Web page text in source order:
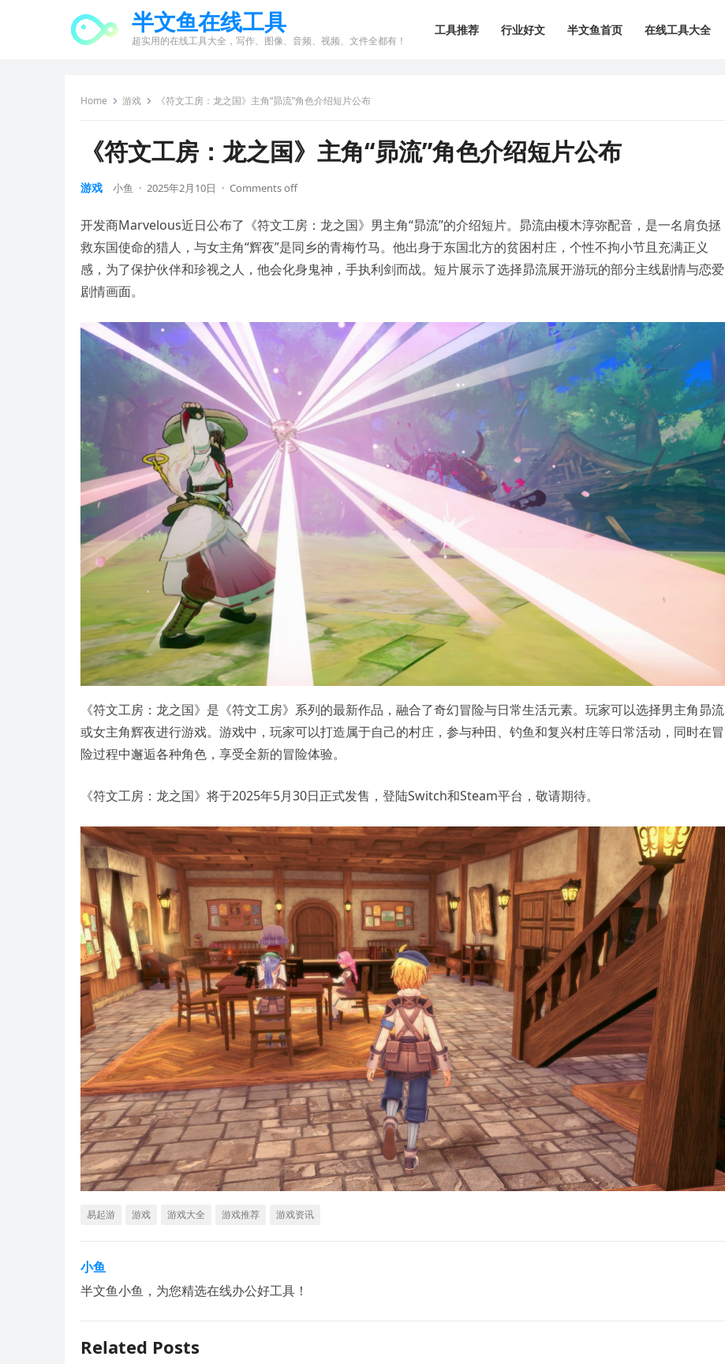
半文鱼在线工具
超实用的在线工具大全，写作、图像、音频、视频、文件全都有！
工具推荐 行业好文 半文鱼首页 在线工具大全
Home 游戏 《符文工房：龙之国》主角“昴流”角色介绍短片公布
《符文工房：龙之国》主角“昴流”角色介绍短片公布
游戏 小鱼 · 2025年2月10日 · Comments off
开发商Marvelous近日公布了《符文工房：龙之国》男主角“昴流”的介绍短片。昴流由榎木淳弥配音，是一名肩负拯
救东国使命的猎人，与女主角“辉夜”是同乡的青梅竹马。他出身于东国北方的贫困村庄，个性不拘小节且充满正义
感，为了保护伙伴和珍视之人，他会化身鬼神，手执利剑而战。短片展示了选择昴流展开游玩的部分主线剧情与恋爱
剧情画面。
《符文工房：龙之国》是《符文工房》系列的最新作品，融合了奇幻冒险与日常生活元素。玩家可以选择男主角昴流
或女主角辉夜进行游戏。游戏中，玩家可以打造属于自己的村庄，参与种田、钓鱼和复兴村庄等日常活动，同时在冒
险过程中邂逅各种角色，享受全新的冒险体验。
《符文工房：龙之国》将于2025年5月30日正式发售，登陆Switch和Steam平台，敬请期待。
易起游 游戏 游戏大全 游戏推荐 游戏资讯
小鱼
半文鱼小鱼，为您精选在线办公好工具！
Related Posts